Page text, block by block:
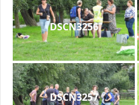
DSCN3256
DSCN3257